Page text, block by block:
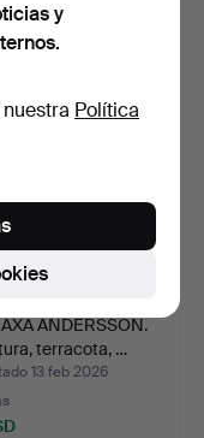
ANDERSSON.
terracota, …
13 feb 2026
y
Política